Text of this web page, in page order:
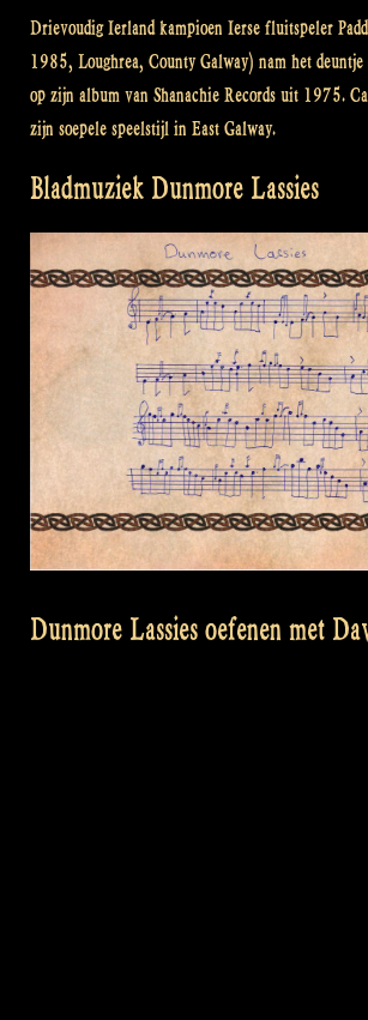
Drievoudig Ierland kampioen Ierse fluitspeler
1985, Loughrea, County Galway) nam het deuntje
op zijn album van Shanachie Records uit 1975.
zijn soepele speelstijl in East Galway.
Bladmuziek Dunmore Lassies
Dunmore Lassies oefenen met